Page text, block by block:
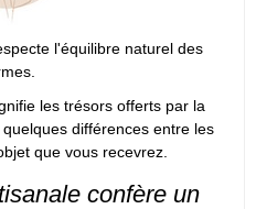
l'équilibre naturel des
les trésors offerts par la
différences entre les
que vous recevrez.
confère un